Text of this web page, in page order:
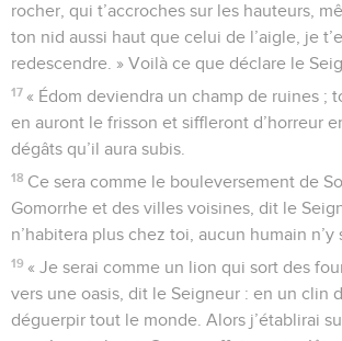
rocher, qui t’accroches sur les hauteurs,
ton nid aussi haut que celui de l’aigle, je
redescendre. » Voilà ce que déclare le
17 « Édom deviendra un champ de ruines ;
en auront le frisson et siffleront d’horreur
dégâts qu’il aura subis.
18 Ce sera comme le bouleversement de
Gomorrhe et des villes voisines, dit le
n’habitera plus chez toi, aucun humain n’y
19 « Je serai comme un lion qui sort des
vers une oasis, dit le Seigneur : en un clin
déguerpir tout le monde. Alors j’établirai